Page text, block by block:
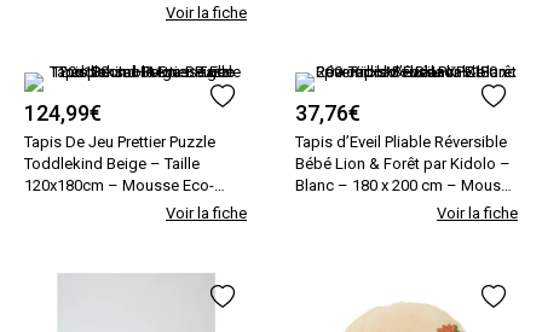
Voir la fiche
124,99€
Tapis De Jeu Prettier Puzzle
Toddlekind Beige – Taille
120x180cm – Mousse Eco-
responsable Eva BeigeVoir la fiche
37,76€
Tapis d’Eveil Pliable Réversible
Bébé Lion & Forêt par Kidolo –
Blanc – 180 x 200 cm – Mousse
Voir la fiche